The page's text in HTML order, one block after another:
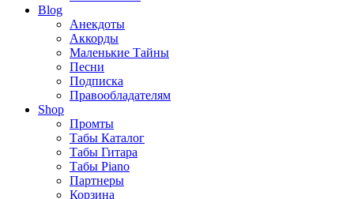
Blog
Анекдоты
Аккорды
Маленькие Тайны
Песни
Подписка
Правообладателям
Shop
Промты
Табы Каталог
Табы Гитара
Табы Piano
Партнеры
Корзина